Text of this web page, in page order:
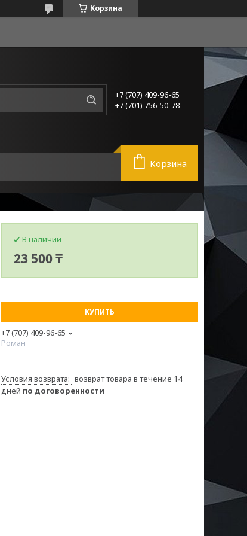
Корзина
+7 (707) 409-96-65
+7 (701) 756-50-78
Корзина
В наличии
23 500 ₸
КУПИТЬ
+7 (707) 409-96-65
Роман
возврат товара в течение 14
дней по договоренности